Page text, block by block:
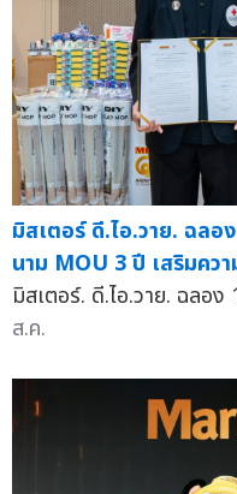
มิสเตอร์ ดี.ไอ.วาย. ฉลอ
นาม MOU 3 ปี เสริมคว
มิสเตอร์. ดี.ไอ.วาย. ฉลอง
ส.ค.